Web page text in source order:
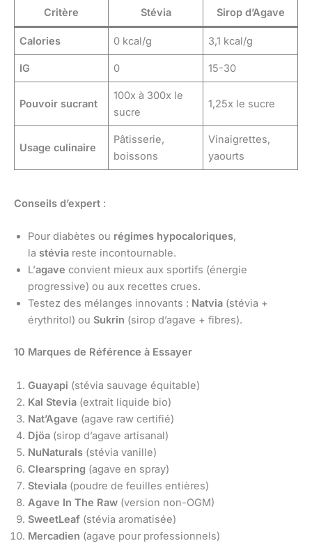
Critère Stévia Sirop d’Agave
Calories 0 kcal/g 3,1 kcal/g
IG 0 15-30
Pouvoir sucrant
100x à 300x le
sucre
1,25x le sucre
Usage culinaire
Pâtisserie,
boissons
Vinaigrettes,
yaourts
Conseils d’expert :
Pour diabètes ou régimes hypocaloriques,
la stévia reste incontournable.
L’agave convient mieux aux sportifs (énergie
progressive) ou aux recettes crues.
Testez des mélanges innovants : Natvia (stévia +
érythritol) ou Sukrin (sirop d’agave + fibres).
10 Marques de Référence à Essayer
Guayapi (stévia sauvage équitable)
Kal Stevia (extrait liquide bio)
Nat’Agave (agave raw certifié)
Djöa (sirop d’agave artisanal)
NuNaturals (stévia vanille)
Clearspring (agave en spray)
Steviala (poudre de feuilles entières)
Agave In The Raw (version non-OGM)
SweetLeaf (stévia aromatisée)
Mercadien (agave pour professionnels)